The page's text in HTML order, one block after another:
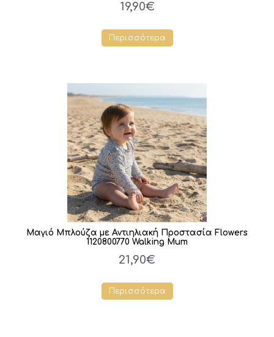
19,90€
Περισσότερα
Μαγιό Μπλούζα με Αντιηλιακή Προστασία Flowers
1120800770 Walking Mum
21,90€
Περισσότερα